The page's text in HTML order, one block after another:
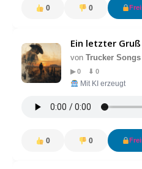
0 0
Ein letzter Gruß
von Trucker
▶ 0 ⬇ 0
Mit KI erzeugt
0 0